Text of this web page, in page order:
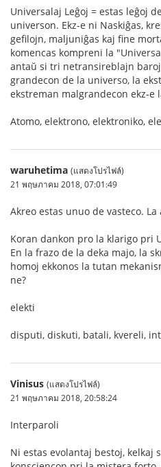
Universalaj Leĝoj = estas leĝoj
universon. Ekz-e ni Naskiĝas,
gefilojn, maljuniĝas kaj fine
komencas kompreni la
antaŭ si tri netransireblajn
grandecon de la universo, la
ekstreman malgrandecon ekz-e
Atomo, elektrono, elektroniko,
waruhetima (แสดงโปรไฟล์)
21 พฤษภาคม 2018, 07:01:49
Akreo estas unuo de vasteco.
Koran dankon pro la klarigo pri
En la frazo de la deka majo, la
homoj ekkonos la tutan
ne?
elekti
disputi, diskuti, batali, kvereli,
Vinisus (แสดงโปรไฟล์)
21 พฤษภาคม 2018, 20:58:24
Interparoli
Ni estas evolantaj bestoj, kelkaj